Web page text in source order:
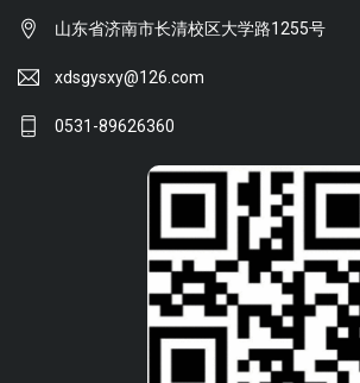
山东省济南市长清校区大学路1255号
xdsgysxy@126.com
0531-89626360